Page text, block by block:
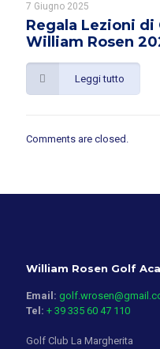
7 Giugno 2025
Regala Lezioni
William Rosen
Leggi tutto
Comments are closed.
William Rosen Golf
Email:
Tel: + 39 335 60 47 110
Golf Club La Margherita